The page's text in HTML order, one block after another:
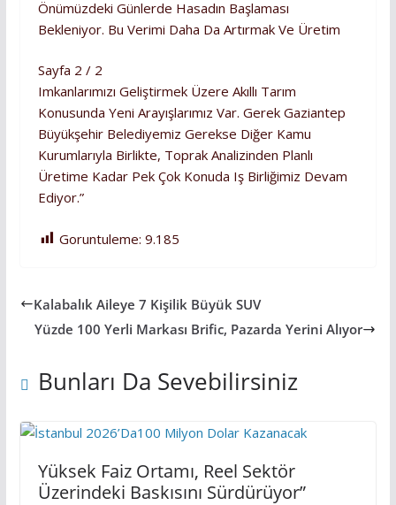
Önümüzdeki Günlerde Hasadın Başlaması
Bekleniyor. Bu Verimi Daha Da Artırmak Ve Üretim
Sayfa 2 / 2
Imkanlarımızı Geliştirmek Üzere Akıllı Tarım
Konusunda Yeni Arayışlarımız Var. Gerek Gaziantep
Büyükşehir Belediyemiz Gerekse Diğer Kamu
Kurumlarıyla Birlikte, Toprak Analizinden Planlı
Üretime Kadar Pek Çok Konuda Iş Birliğimiz Devam
Ediyor.”
Goruntuleme: 9.185
Kalabalık Aileye 7 Kişilik Büyük SUV
Yüzde 100 Yerli Markası Brific, Pazarda Yerini Alıyor
Bunları Da Sevebilirsiniz
Yüksek Faiz Ortamı, Reel Sektör
Üzerindeki Baskısını Sürdürüyor”